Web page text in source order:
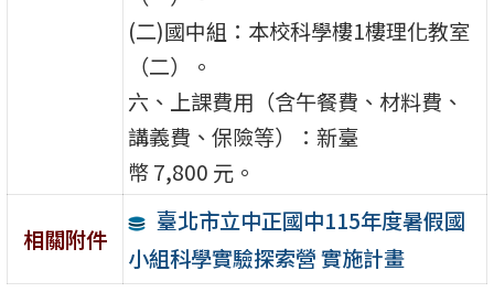
(二)國中組：本校科學樓1樓理化教室
（二）。
六、上課費用（含午餐費、材料費、
講義費、保險等）：新臺
幣 7,800 元。
相關附件
臺北市立中正國中115年度暑假國
小組科學實驗探索營 實施計畫